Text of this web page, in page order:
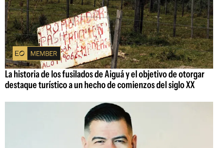
La historia de los fusilados de Aiguá y el objetivo de otorgar
destaque turístico a un hecho de comienzos del siglo XX